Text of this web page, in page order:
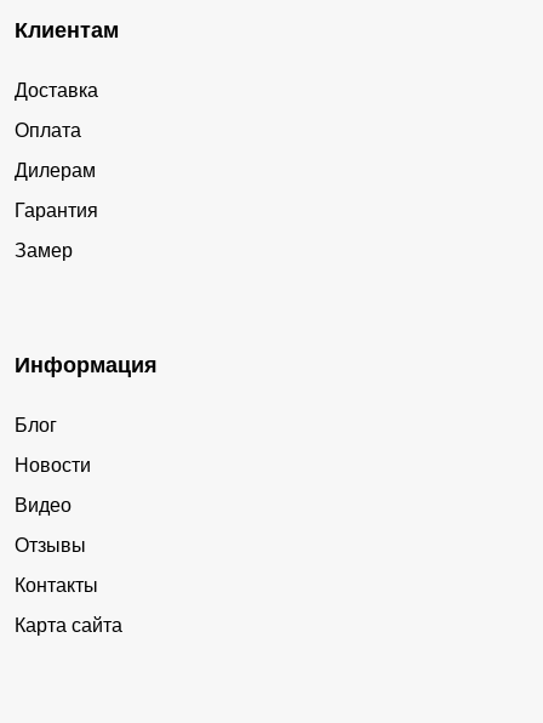
Клиентам
Доставка
Оплата
Дилерам
Гарантия
Замер
Информация
Блог
Новости
Видео
Отзывы
Контакты
Карта сайта